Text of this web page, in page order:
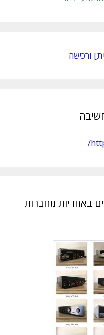
ורכישה
באחריות מחברות